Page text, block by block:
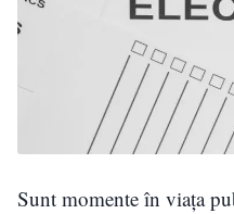
Sunt momente în viața